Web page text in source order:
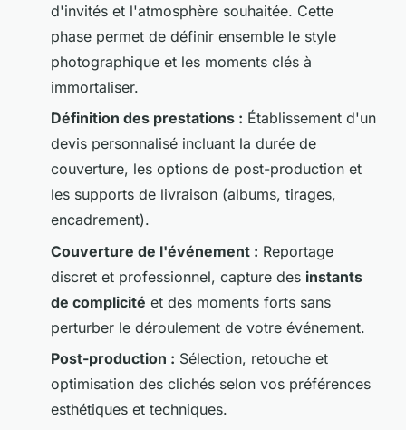
d'invités et l'atmosphère souhaitée. Cette
phase permet de définir ensemble le style
photographique et les moments clés à
immortaliser.
Définition des prestations : Établissement d'un
devis personnalisé incluant la durée de
couverture, les options de post-production et
les supports de livraison (albums, tirages,
encadrement).
Couverture de l'événement : Reportage
discret et professionnel, capture des instants
de complicité et des moments forts sans
perturber le déroulement de votre événement.
Post-production : Sélection, retouche et
optimisation des clichés selon vos préférences
esthétiques et techniques.